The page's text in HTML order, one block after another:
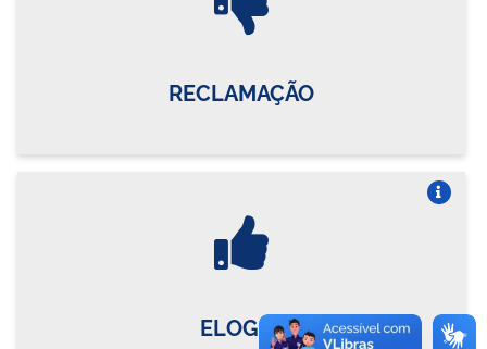
RECLAMAÇÃO
ELOGIO